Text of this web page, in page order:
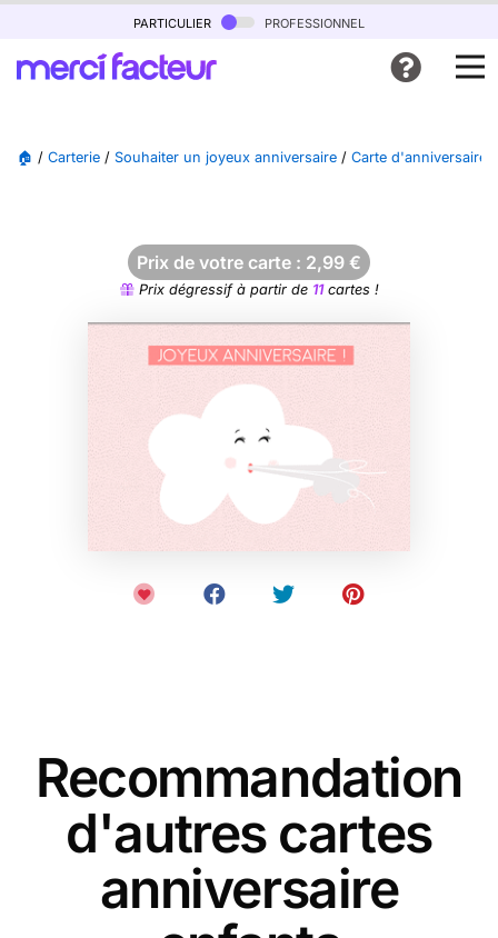
particulier professionnel
🏠 / Carterie / Souhaiter un joyeux anniversaire / Carte d'anniversaire
Prix de votre carte : 2,99 €
Prix dégressif à partir de 11cartes !
Recommandation
d'autres cartes
anniversaire